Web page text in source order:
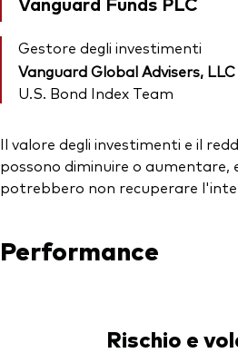
Gestore degli investimenti
Vanguard Global Advisers, LLC
U.S. Bond Index Team
Il valore degli investimenti e il
possono diminuire o aumentare,
potrebbero non recuperare
Performance
Rischio e